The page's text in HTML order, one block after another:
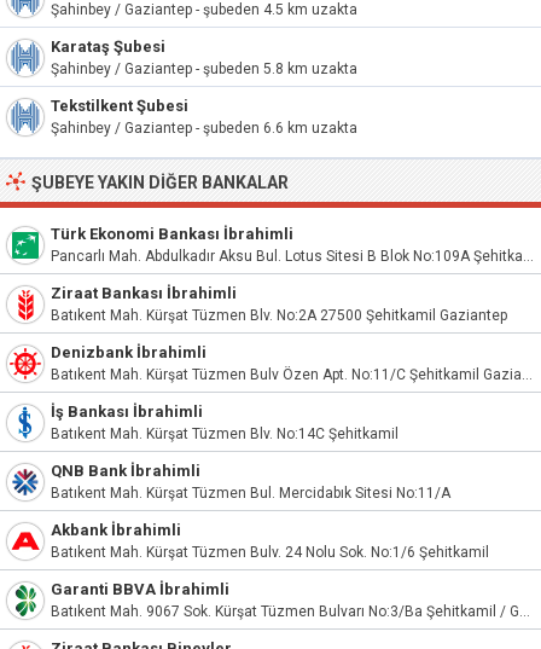
Şahinbey / Gaziantep - şubeden 4.5 km uzakta
Karataş Şubesi
Şahinbey / Gaziantep - şubeden 5.8 km uzakta
Tekstilkent Şubesi
Şahinbey / Gaziantep - şubeden 6.6 km uzakta
ŞUBEYE YAKIN DIĞER BANKALAR
Türk Ekonomi Bankası İbrahimli
Pancarlı Mah. Abdulkadır Aksu Bul. Lotus Sitesi B Blok No:109A Şehitkamil/Gaziantep
Ziraat Bankası İbrahimli
Batıkent Mah. Kürşat Tüzmen Blv. No:2A 27500 Şehitkamil Gaziantep
Denizbank İbrahimli
Batıkent Mah. Kürşat Tüzmen Bulv Özen Apt. No:11/C Şehitkamil Gaziantep
İş Bankası İbrahimli
Batıkent Mah. Kürşat Tüzmen Blv. No:14C Şehitkamil
QNB Bank İbrahimli
Batıkent Mah. Kürşat Tüzmen Bul. Mercidabık Sitesi No:11/A
Akbank İbrahimli
Batıkent Mah. Kürşat Tüzmen Bulv. 24 Nolu Sok. No:1/6 Şehitkamil
Garanti BBVA İbrahimli
Batıkent Mah. 9067 Sok. Kürşat Tüzmen Bulvarı No:3/Ba Şehitkamil / Gaziantep